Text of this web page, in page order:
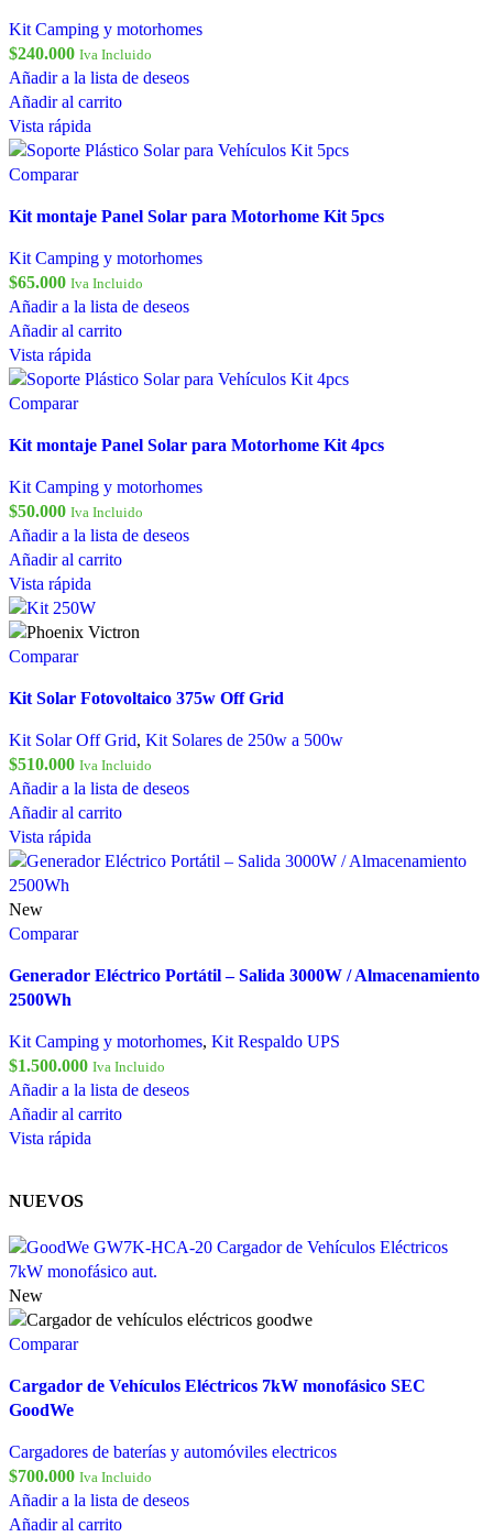
Kit Camping y motorhomes
$240.000 Iva Incluido
Añadir a la lista de deseos
Añadir al carrito
Vista rápida
Comparar
Kit montaje Panel Solar para Motorhome Kit 5pcs
Kit Camping y motorhomes
$65.000 Iva Incluido
Añadir a la lista de deseos
Añadir al carrito
Vista rápida
Comparar
Kit montaje Panel Solar para Motorhome Kit 4pcs
Kit Camping y motorhomes
$50.000 Iva Incluido
Añadir a la lista de deseos
Añadir al carrito
Vista rápida
Comparar
Kit Solar Fotovoltaico 375w Off Grid
Kit Solar Off Grid, Kit Solares de 250w a 500w
$510.000 Iva Incluido
Añadir a la lista de deseos
Añadir al carrito
Vista rápida
New
Comparar
Generador Eléctrico Portátil – Salida 3000W / Almacenamiento
2500Wh
Kit Camping y motorhomes, Kit Respaldo UPS
$1.500.000 Iva Incluido
Añadir a la lista de deseos
Añadir al carrito
Vista rápida
NUEVOS
New
Comparar
Cargador de Vehículos Eléctricos 7kW monofásico SEC
GoodWe
Cargadores de baterías y automóviles electricos
$700.000 Iva Incluido
Añadir a la lista de deseos
Añadir al carrito